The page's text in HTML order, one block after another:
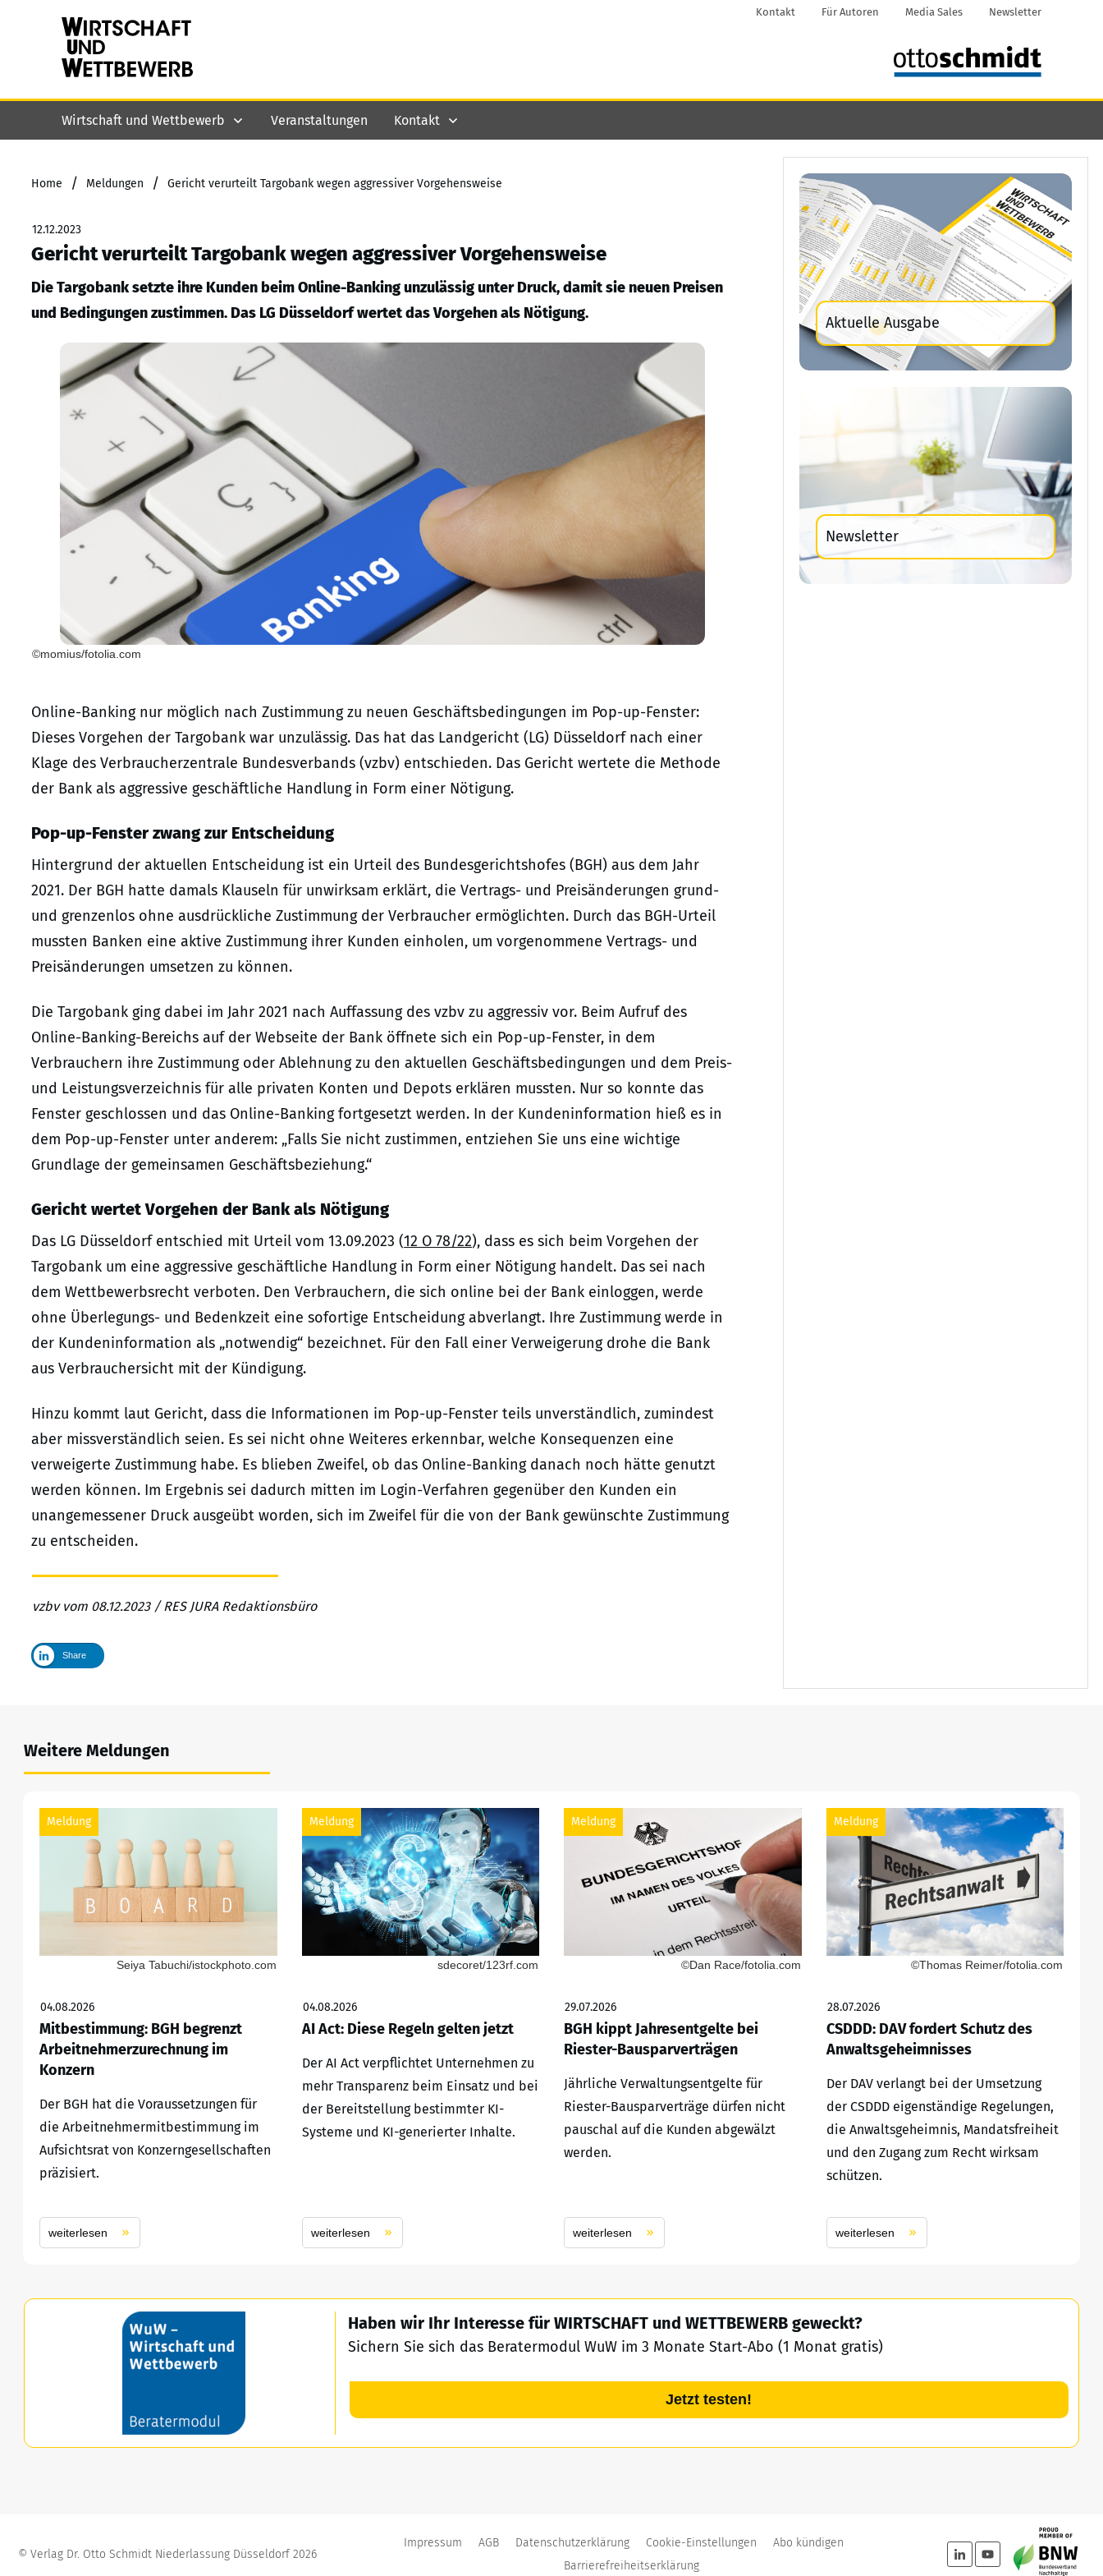
Kontakt Für Autoren Media Sales Newsletter
Wirtschaft und Wettbewerb Veranstaltungen Kontakt
Home / Meldungen / Gericht verurteilt Targobank wegen aggressiver Vorgehensweise
12.12.2023
Gericht verurteilt Targobank wegen aggressiver Vorgehensweise
Die Targobank setzte ihre Kunden beim Online-Banking unzulässig unter Druck, damit sie neuen Preisen
und Bedingungen zustimmen. Das LG Düsseldorf wertet das Vorgehen als Nötigung.
©momius/fotolia.com
Online-Banking nur möglich nach Zustimmung zu neuen Geschäftsbedingungen im Pop-up-Fenster:
Dieses Vorgehen der Targobank war unzulässig. Das hat das Landgericht (LG) Düsseldorf nach einer
Klage des Verbraucherzentrale Bundesverbands (vzbv) entschieden. Das Gericht wertete die Methode
der Bank als aggressive geschäftliche Handlung in Form einer Nötigung.
Pop-up-Fenster zwang zur Entscheidung
Hintergrund der aktuellen Entscheidung ist ein Urteil des Bundesgerichtshofes (BGH) aus dem Jahr
2021. Der BGH hatte damals Klauseln für unwirksam erklärt, die Vertrags- und Preisänderungen grund-
und grenzenlos ohne ausdrückliche Zustimmung der Verbraucher ermöglichten. Durch das BGH-Urteil
mussten Banken eine aktive Zustimmung ihrer Kunden einholen, um vorgenommene Vertrags- und
Preisänderungen umsetzen zu können.
Die Targobank ging dabei im Jahr 2021 nach Auffassung des vzbv zu aggressiv vor. Beim Aufruf des
Online-Banking-Bereichs auf der Webseite der Bank öffnete sich ein Pop-up-Fenster, in dem
Verbrauchern ihre Zustimmung oder Ablehnung zu den aktuellen Geschäftsbedingungen und dem Preis-
und Leistungsverzeichnis für alle privaten Konten und Depots erklären mussten. Nur so konnte das
Fenster geschlossen und das Online-Banking fortgesetzt werden. In der Kundeninformation hieß es in
dem Pop-up-Fenster unter anderem: „Falls Sie nicht zustimmen, entziehen Sie uns eine wichtige
Grundlage der gemeinsamen Geschäftsbeziehung.“
Gericht wertet Vorgehen der Bank als Nötigung
Das LG Düsseldorf entschied mit Urteil vom 13.09.2023 (12 O 78/22), dass es sich beim Vorgehen der
Targobank um eine aggressive geschäftliche Handlung in Form einer Nötigung handelt. Das sei nach
dem Wettbewerbsrecht verboten. Den Verbrauchern, die sich online bei der Bank einloggen, werde
ohne Überlegungs- und Bedenkzeit eine sofortige Entscheidung abverlangt. Ihre Zustimmung werde in
der Kundeninformation als „notwendig“ bezeichnet. Für den Fall einer Verweigerung drohe die Bank
aus Verbrauchersicht mit der Kündigung.
Hinzu kommt laut Gericht, dass die Informationen im Pop-up-Fenster teils unverständlich, zumindest
aber missverständlich seien. Es sei nicht ohne Weiteres erkennbar, welche Konsequenzen eine
verweigerte Zustimmung habe. Es blieben Zweifel, ob das Online-Banking danach noch hätte genutzt
werden können. Im Ergebnis sei dadurch mitten im Login-Verfahren gegenüber den Kunden ein
unangemessener Druck ausgeübt worden, sich im Zweifel für die von der Bank gewünschte Zustimmung
zu entscheiden.
vzbv vom 08.12.2023 / RES JURA Redaktionsbüro
Share
Aktuelle Ausgabe
Newsletter
Weitere Meldungen
Meldung
Seiya Tabuchi/istockphoto.com
04.08.2026
Mitbestimmung: BGH begrenzt
Arbeitnehmerzurechnung im
Konzern
Der BGH hat die Voraussetzungen für
die Arbeitnehmermitbestimmung im
Aufsichtsrat von Konzerngesellschaften
präzisiert.
weiterlesen
Meldung
sdecoret/123rf.com
04.08.2026
AI Act: Diese Regeln gelten jetzt
Der AI Act verpflichtet Unternehmen zu
mehr Transparenz beim Einsatz und bei
der Bereitstellung bestimmter KI-
Systeme und KI-generierter Inhalte.
weiterlesen
Meldung
©Dan Race/fotolia.com
29.07.2026
BGH kippt Jahresentgelte bei
Riester-Bausparverträgen
Jährliche Verwaltungsentgelte für
Riester-Bausparverträge dürfen nicht
pauschal auf die Kunden abgewälzt
werden.
weiterlesen
Meldung
©Thomas Reimer/fotolia.com
28.07.2026
CSDDD: DAV fordert Schutz des
Anwaltsgeheimnisses
Der DAV verlangt bei der Umsetzung
der CSDDD eigenständige Regelungen,
die Anwaltsgeheimnis, Mandatsfreiheit
und den Zugang zum Recht wirksam
schützen.
weiterlesen
Haben wir Ihr Interesse für WIRTSCHAFT und WETTBEWERB geweckt?
Sichern Sie sich das Beratermodul WuW im 3 Monate Start-Abo (1 Monat gratis)
Jetzt testen!
© Verlag Dr. Otto Schmidt Niederlassung Düsseldorf 2026
Impressum AGB Datenschutzerklärung Cookie-Einstellungen
Abo kündigen
Barrierefreiheitserklärung